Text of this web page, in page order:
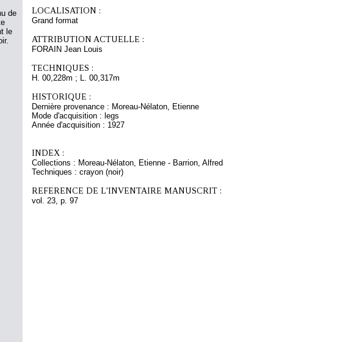
de
le
LOCALISATION :
Grand format
ATTRIBUTION ACTUELLE :
FORAIN Jean Louis
TECHNIQUES :
H. 00,228m ; L. 00,317m
HISTORIQUE :
Dernière provenance : Moreau-Nélaton, Etienne
Mode d'acquisition : legs
Année d'acquisition : 1927
INDEX :
Collections : Moreau-Nélaton, Etienne - Barrion, Alfred
Techniques : crayon (noir)
REFERENCE DE L'INVENTAIRE MANUSCRIT :
vol. 23, p. 97